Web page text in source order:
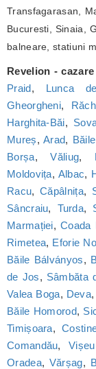
Transfagarasan,
Bucuresti, Sinaia,
balneare, statiuni
Revelion -
Praid, Lunca
Gheorgheni,
Harghita-Băi,
Mureș, Arad,
Borșa,Văliug,
Moldovița, Albac,
Racu,Căpâlnița,
Sâncraiu, Turda,
Marmației,Coada
Rimetea, Eforie
Băile Bálványos,
de Jos, Sâmbăta
Valea Boga, Deva,
Băile Homorod,
Timișoara,
Comandău,
Oradea, Vărșag,